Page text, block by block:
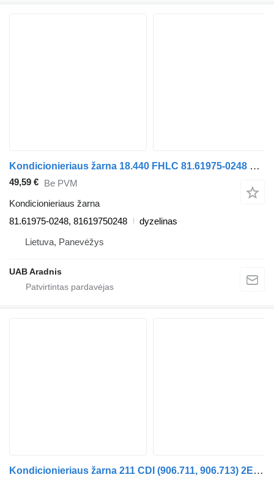
Kondicionieriaus žarna 18.440 FHLC 81.61975-0248 sunkvežimio MAN TGX
49,59 € Be PVM
Kondicionieriaus žarna
81.61975-0248, 81619750248
dyzelinas
Lietuva, Panevėžys
UAB Aradnis
Kondicionieriaus žarna 211 CDI (906.711, 906.713) 2E0820721D automobilio Mercedes-Benz SPRINTER 3-t Minibus / passenger (906)